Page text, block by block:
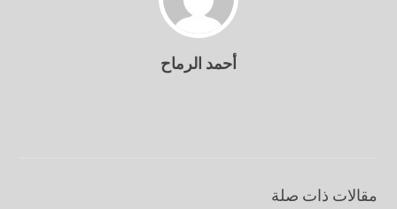
أحمد الرماح
مقالات ذات صلة